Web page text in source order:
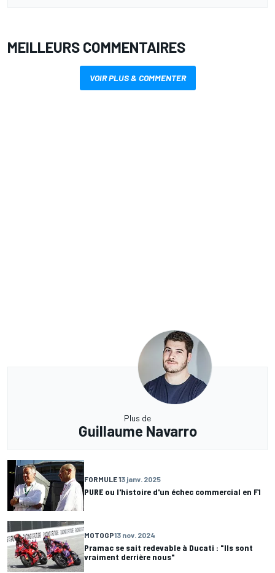
MEILLEURS COMMENTAIRES
VOIR PLUS & COMMENTER
Plus de
Guillaume Navarro
FORMULE 13 janv. 2025
PURE ou l'histoire d'un échec commercial en F1
MOTOGP13 nov. 2024
Pramac se sait redevable à Ducati : "Ils sont
vraiment derrière nous"